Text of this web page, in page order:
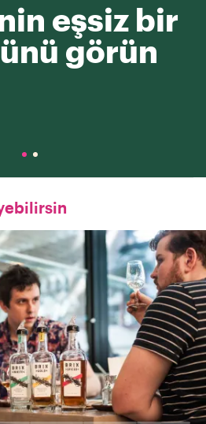
eşsiz bir
görün